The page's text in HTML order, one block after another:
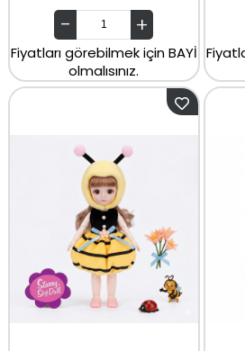
Fiyatları görebilmek için BAYİ
olmalısınız.